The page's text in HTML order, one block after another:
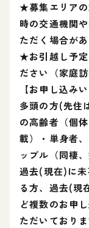
★募集エリアの
時の交通機関
ただく場合が
★お引越し予定
ださい（家庭
【お申し込み
多頭の方(先住
の高齢者（個
載）・単身者
ップル（同棲
過去(現在)に
る方、過去(現
ど複数のお申
ただいておりま